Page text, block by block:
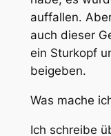
auffallen.
auch dieser
ein Sturkopf
beigeben.
Was mache
Ich schreibe